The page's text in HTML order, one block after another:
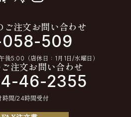
ご注文お問い合わせ
509
5:00（店休日：1月1日/水曜日）
注文お問い合わせ
46-2355
時間/24時間受付